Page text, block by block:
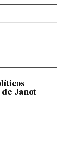
de Janot